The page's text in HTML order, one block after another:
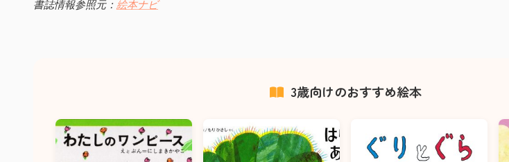
書誌情報参照元： 絵本ナビ
3歳向けのおすすめ絵本